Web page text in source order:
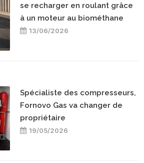
se recharger en roulant grâce
à un moteur au biométhane
13/06/2026
Spécialiste des compresseurs,
Fornovo Gas va changer de
propriétaire
19/05/2026